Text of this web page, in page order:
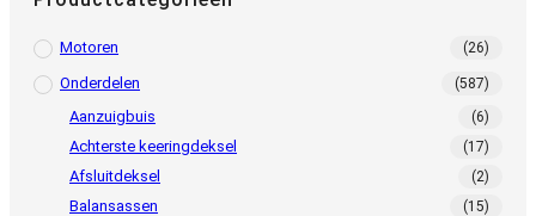
Motoren (26)
Onderdelen (587)
Aanzuigbuis (6)
Achterste keeringdeksel (17)
Afsluitdeksel (2)
Balansassen (15)